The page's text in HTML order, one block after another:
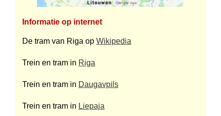
Informatie op internet
De tram van Riga op Wikipedia
Trein en tram in Riga
Trein en tram in Daugavpils
Trein en tram in Liepaja